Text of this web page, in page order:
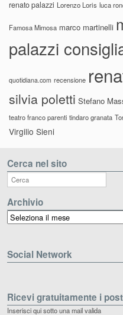
renato palazzi Lorenzo Loris luca
Famosa Mimosa marco martinelli
palazzi
quotidiana.com recensione
silvia poletti Stefano
teatro franco parenti tindaro granata
Virgilio Sieni
Cerca nel sito
Archivio
Archivio
Social Network
Ricevi gratuitamente i
Inserisci qui sotto una mail valida